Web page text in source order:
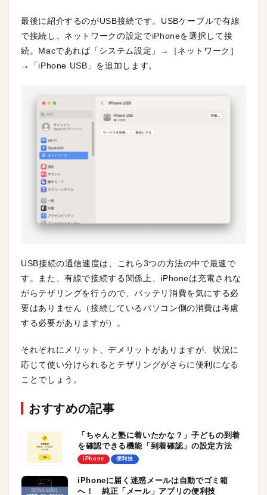
最後に紹介するのがUSB接続です。USBケーブルで有線
で接続し、ネットワークの設定でiPhoneを選択して接
続。Macであれば「システム設定」→［ネットワーク］
→「iPhone USB」を追加します。
USB接続の通信速度は、これら3つの方法の中で最速で
す。また、有線で接続する関係上、iPhoneは充電されな
がらテザリングを行うので、バッテリ消費を気にする必
要はありません（接続しているパソコン側の消費は考慮
する必要がありますが）。
それぞれにメリット、デメリットがありますが、状況に
応じて使い分けられるとテザリングがさらに便利になる
ことでしょう。
おすすめの記事
「ちゃんと塾に着いたかな？」子どもの到着
を確認できる機能「到着確認」の設定方法
iPhone 便利技
iPhoneに届く迷惑メールは自動でゴミ箱
へ！ 純正「メール」アプリの便利技